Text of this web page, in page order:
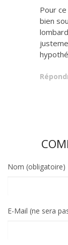
Pour
bien
Nom (obligatoire)
E-Mail (ne sera